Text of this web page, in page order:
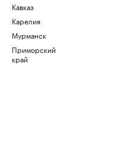
Кавказ
Карелия
Мурманск
Приморский
край